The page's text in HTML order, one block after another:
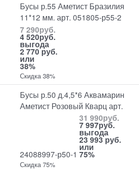
Бусы р.55 Аметист Бразилия
11*12 мм. арт. 051805-р55-2
7 290руб.
4 520руб.
выгода
2 770 руб.
или
38%
Скидка 38%
Бусы р.50 д.4,5*6 Аквамарин
Аметист Розовый Кварц арт.
24088997-р50-1
31 990руб.
7 997руб.
выгода
23 993 руб.
или
75%
Скидка 75%